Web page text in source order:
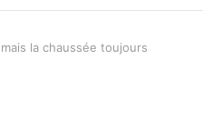
la chaussée toujours